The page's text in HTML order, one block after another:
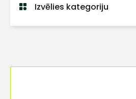
Izvēlies kategoriju